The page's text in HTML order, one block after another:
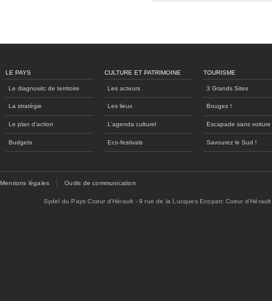
LE PAYS
Le diagnositc de territoire
La stratégie
Le plan d'action
Budgets
CULTURE ET PATRIMOINE
Les acteurs
Les lieux
L'agenda culturel
Eco-festivals
TOURISME
3 Grands Sites
Bougez !
Escapade sans voiture
Savourez le Sud !
Mentions légales Outils de communication
Sydel du Pays Coeur d'Hérault - 9 rue de la Lucques Ecoparc Coeur